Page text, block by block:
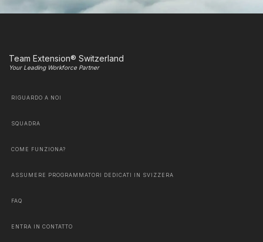
Team Extension® Switzerland
Your Leading Workforce Partner
RIGUARDO A NOI
SQUADRA
COME FUNZIONA?
ASSUMERE PROGRAMMATORI DEDICATI IN SVIZZERA
FAQ
ENTRA IN CONTATTO